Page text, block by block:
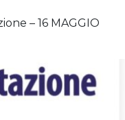
– 16 MAGGIO